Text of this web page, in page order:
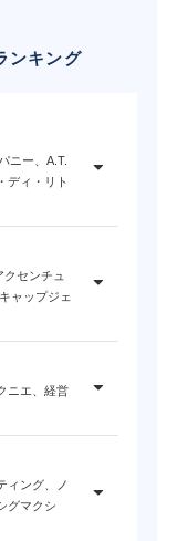
ンキング
ニー、A.T.
ディ・リト
クセンチュ
ャップジェ
ニエ、経営
ィング、ノ
グマクシ